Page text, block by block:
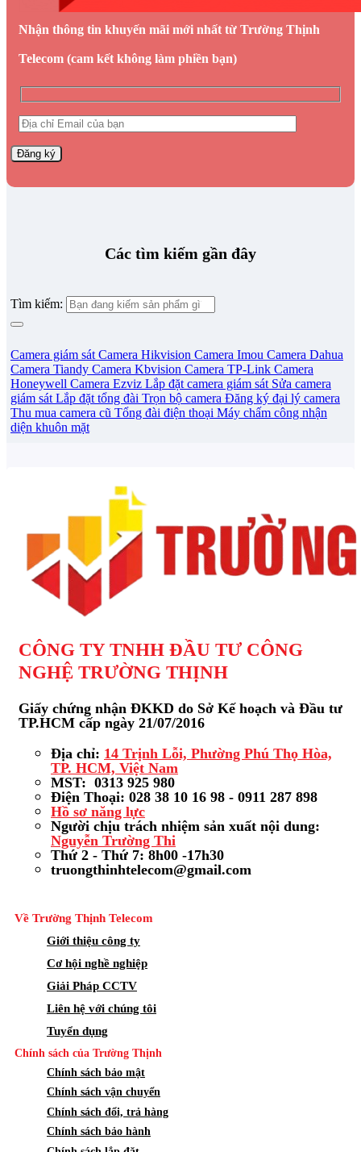
Nhận thông tin khuyến mãi mới nhất từ Trường Thịnh
Telecom (cam kết không làm phiền bạn)
Các tìm kiếm gần đây
Tìm kiếm:
Camera giám sát Camera Hikvision Camera Imou Camera Dahua
Camera Tiandy Camera Kbvision Camera TP-Link Camera
Honeywell Camera Ezviz Lắp đặt camera giám sát Sửa camera
giám sát Lắp đặt tổng đài Trọn bộ camera Đăng ký đại lý camera
Thu mua camera cũ Tổng đài điện thoại Máy chấm công nhận
diện khuôn mặt
CÔNG TY TNHH ĐẦU TƯ CÔNG
NGHỆ TRƯỜNG THỊNH
Giấy chứng nhận ĐKKD do Sở Kế hoạch và Đầu tư
TP.HCM cấp ngày 21/07/2016
Địa chỉ: 14 Trịnh Lỗi, Phường Phú Thọ Hòa,
TP. HCM, Việt Nam
MST: 0313 925 980
Điện Thoại: 028 38 10 16 98 - 0911 287 898
Hồ sơ năng lực
Người chịu trách nhiệm sản xuất nội dung:
Nguyễn Trường Thi
Thứ 2 - Thứ 7: 8h00 -17h30
truongthinhtelecom@gmail.com
Về Trường Thịnh Telecom
Giới thiệu công ty
Cơ hội nghề nghiệp
Giải Pháp CCTV
Liên hệ với chúng tôi
Tuyển dụng
Chính sách của Trường Thịnh
Chính sách bảo mật
Chính sách vận chuyển
Chính sách đổi, trả hàng
Chính sách bảo hành